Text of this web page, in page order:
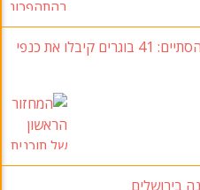
המחזור הראשון של תוכנית "ארז" הסתיים: 41 בוגרים קיבלו את כנפי
בירושלים